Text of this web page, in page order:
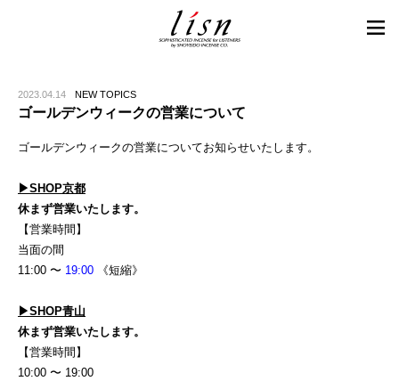
2023.04.14 NEW TOPICS
ゴールデンウィークの営業について
ゴールデンウィークの営業についてお知らせいたします。
▶︎SHOP京都
休まず営業いたします。
【営業時間】
当面の間
11:00 〜 19:00 《短縮》
▶︎SHOP青山
休まず営業いたします。
【営業時間】
10:00 〜 19:00